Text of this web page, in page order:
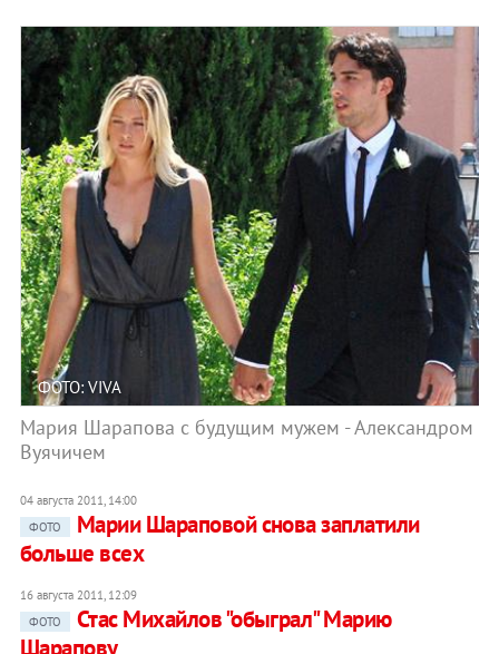
ФОТО: VIVA
Мария Шарапова с будущим мужем - Александром
Вуячичем
04 августа 2011, 14:00
ФОТО
Марии Шараповой снова заплатили
больше всех
16 августа 2011, 12:09
ФОТО
Стас Михайлов "обыграл" Марию